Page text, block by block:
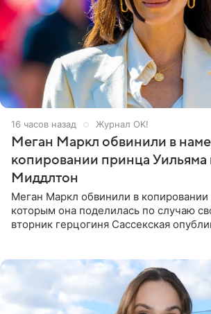
16 часов назад Журнал OK!
Меган Маркл обвинили в
копировании принца Уильяма
Миддлтон
Меган Маркл обвинили в копировании
которым она поделилась по случаю
вторник герцогиня Сассекская